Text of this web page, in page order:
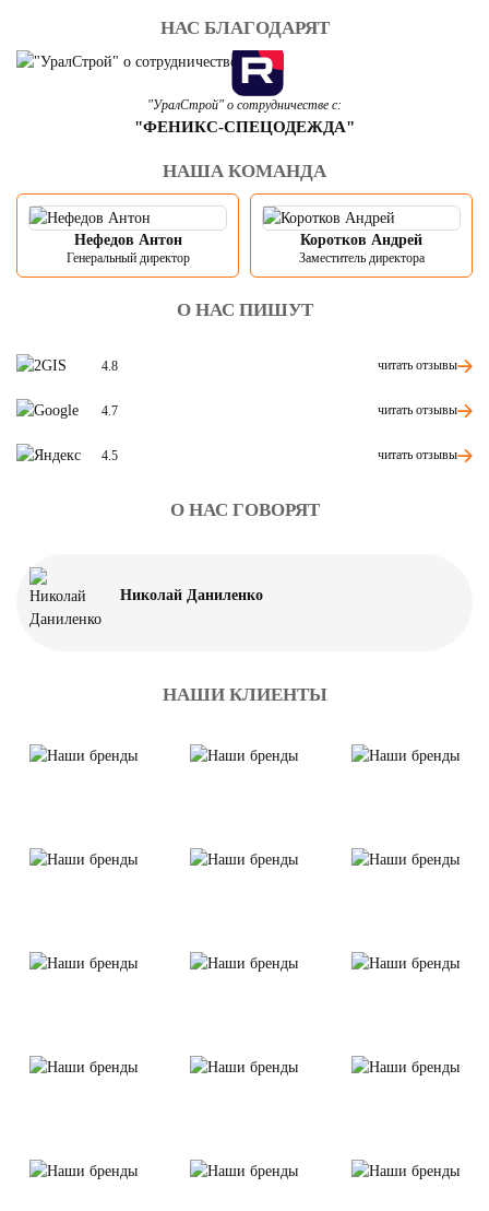
НАС БЛАГОДАРЯТ
"УралСтрой" о сотрудничестве с:
"ФЕНИКС-СПЕЦОДЕЖДА"
НАША КОМАНДА
Нефедов Антон
Генеральный директор
Коротков Андрей
Заместитель директора
О НАС ПИШУТ
4.8 читать отзывы
4.7 читать отзывы
4.5 читать отзывы
О НАС ГОВОРЯТ
Николай Даниленко
НАШИ КЛИЕНТЫ